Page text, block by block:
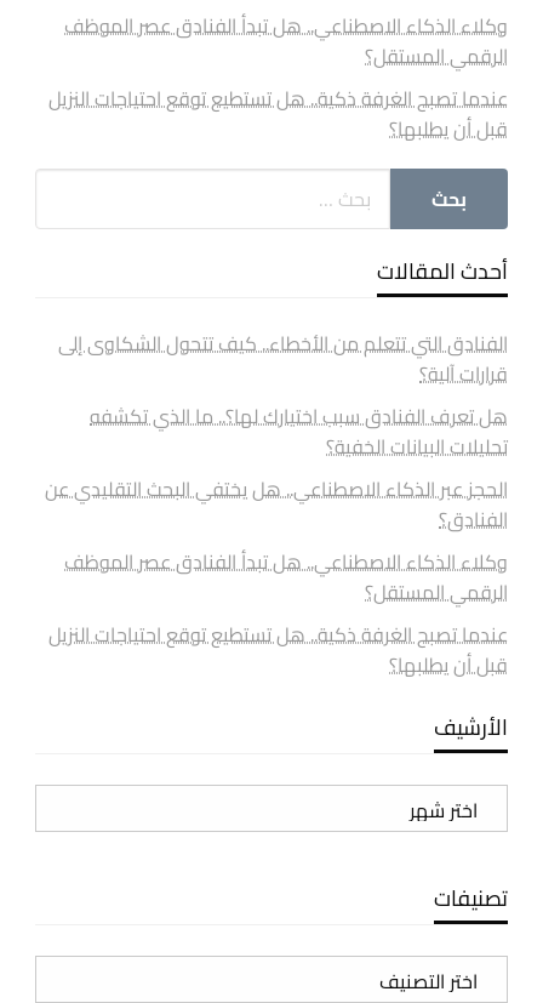
وكلاء الذكاء الاصطناعي.. هل تبدأ الفنادق عصر الموظف
الرقمي المستقل؟
عندما تصبح الغرفة ذكية.. هل تستطيع توقع احتياجات النزيل
قبل أن يطلبها؟
أحدث المقالات
الفنادق التي تتعلم من الأخطاء.. كيف تتحول الشكاوى إلى
قرارات آلية؟
هل تعرف الفنادق سبب اختيارك لها؟.. ما الذي تكشفه
تحليلات البيانات الخفية؟
الحجز عبر الذكاء الاصطناعي.. هل يختفي البحث التقليدي عن
الفنادق؟
وكلاء الذكاء الاصطناعي.. هل تبدأ الفنادق عصر الموظف
الرقمي المستقل؟
عندما تصبح الغرفة ذكية.. هل تستطيع توقع احتياجات النزيل
قبل أن يطلبها؟
الأرشيف
الأرشيف
تصنيفات
تصنيفات